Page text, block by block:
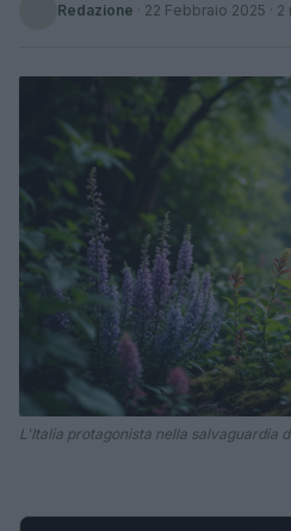
Redazione · 22 Febbraio 2025 ·
L'Italia protagonista nella salvaguardia